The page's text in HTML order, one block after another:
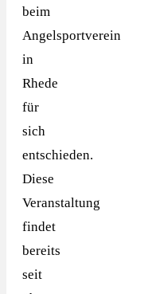
beim
Angelsportverein
in
Rhede
für
sich
entschieden.
Diese
Veranstaltung
findet
bereits
seit